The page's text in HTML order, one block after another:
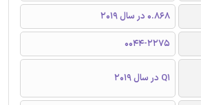
0.868 در سال 2019
0044-2275
Q1 در سال 2019